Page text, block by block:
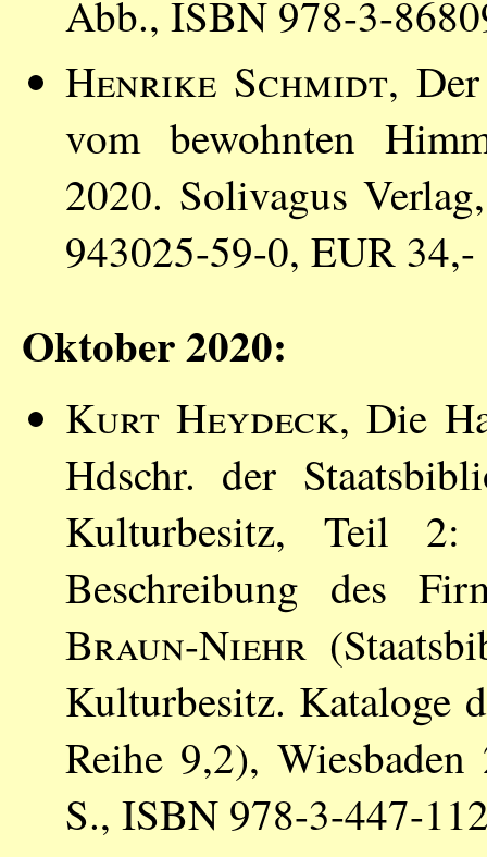
Abb., ISBN 978-3-
Henrike Schmidt,
vom bewohnten
2020. Solivagus
943025-59-0, EUR 34,-
Oktober 2020:
Kurt Heydeck, Die
Hdschr. der
Kulturbesitz, Teil
Beschreibung des
Braun-Niehr
Kulturbesitz. Kataloge
Reihe 9,2),
S., ISBN 978-3-447-